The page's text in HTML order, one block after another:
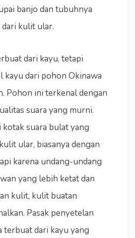
banjo dan tubuhnya
kulit ular.
dari kayu, tetapi
kayu dari pohon Okinawa
Pohon ini terkenal dengan
suara yang murni.
suara bulat yang
ular, biasanya dengan
karena undang-undang
yang lebih ketat dan
kulit, kulit buatan
Pasak penyetelan
terbuat dari kayu yang